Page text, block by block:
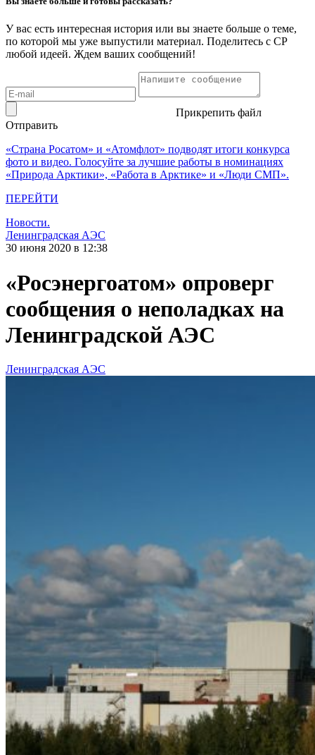
У вас есть интересная история или вы знаете больше о теме,
по которой мы уже выпустили материал. Поделитесь с СР
любой идеей. Ждем ваших сообщений!
Прикрепить файл
Отправить
«Страна Росатом» и «Атомфлот» подводят итоги конкурса
фото и видео. Голосуйте за лучшие работы в номинациях
«Природа Арктики», «Работа в Арктике» и «Люди СМП».
ПЕРЕЙТИ
Новости.
Ленинградская АЭС
30 июня 2020 в 12:38
«Росэнергоатом» опроверг
сообщения о неполадках на
Ленинградской АЭС
Ленинградская АЭС